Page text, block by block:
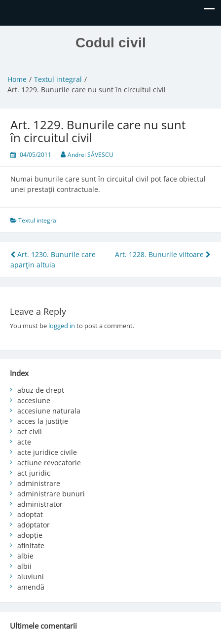
Codul civil
Home
Textul integral
Art. 1229. Bunurile care nu sunt în circuitul civil
Art. 1229. Bunurile care nu sunt
în circuitul civil
04/05/2011 Andrei SĂVESCU
Numai bunurile care sunt în circuitul civil pot face obiectul
unei prestaţii contractuale.
Textul integral
Post
navigation
Art. 1230. Bunurile care
aparţin altuia
Art. 1228. Bunurile viitoare
Leave a Reply
You must be logged in to post a comment.
Index
abuz de drept
accesiune
accesiune naturala
acces la justiție
act civil
acte
acte juridice civile
acțiune revocatorie
act juridic
administrare
administrare bunuri
administrator
adoptat
adoptator
adopție
afinitate
albie
albii
aluviuni
amendă
Ultimele comentarii